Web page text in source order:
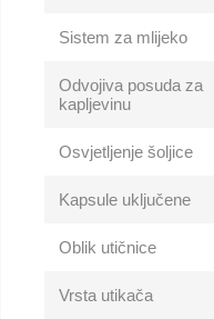
Sistem za mlijeko
Odvojiva posuda za
kapljevinu
Osvjetljenje šoljice
Kapsule uključene
Oblik utičnice
Vrsta utikača